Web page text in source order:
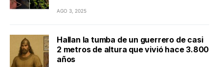
AGO 3, 2025
Hallan la tumba de un guerrero de casi
2 metros de altura que vivió hace 3.800
años